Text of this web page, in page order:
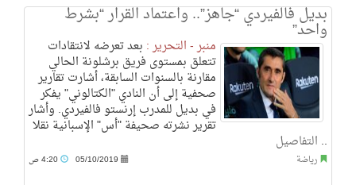
بديل فالفيردي “جاهز”.. واعتماد القرار “بشرط
واحد”
منبر - التحرير : بعد تعرضه لانتقادات
تتعلق بمستوى فريق برشلونة الحالي
مقارنة بالسنوات السابقة، أشارت تقارير
صحفية إلى أن النادي "الكتالوني" يفكر
في بديل للمدرب إرنستو فالفيردي. وأشار
تقرير نشرته صحيفة "أس" الإسبانية نقلا
.. التفاصيل
رياضة 05/10/2019